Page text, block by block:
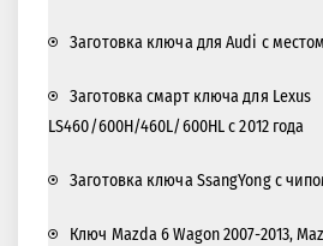
Заготовка ключа для Audi с
Заготовка смарт ключа для Lexus
LS460/600H/460L/600HL с 2012 года
Заготовка ключа SsangYong с
Ключ Mazda 6 Wagon 2007-2013,